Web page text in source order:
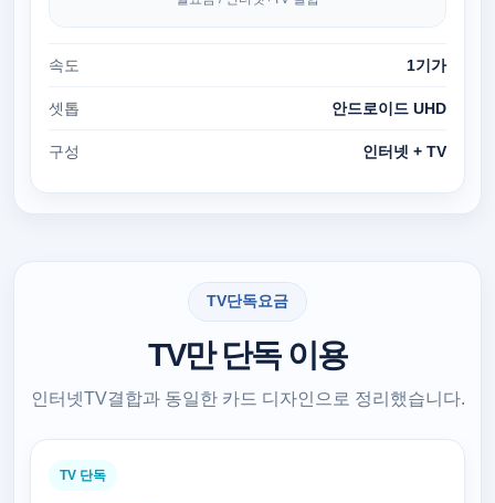
속도 1기가
셋톱 안드로이드 UHD
구성 인터넷 + TV
TV단독요금
TV만 단독 이용
인터넷TV결합과 동일한 카드 디자인으로 정리했습니다.
TV 단독